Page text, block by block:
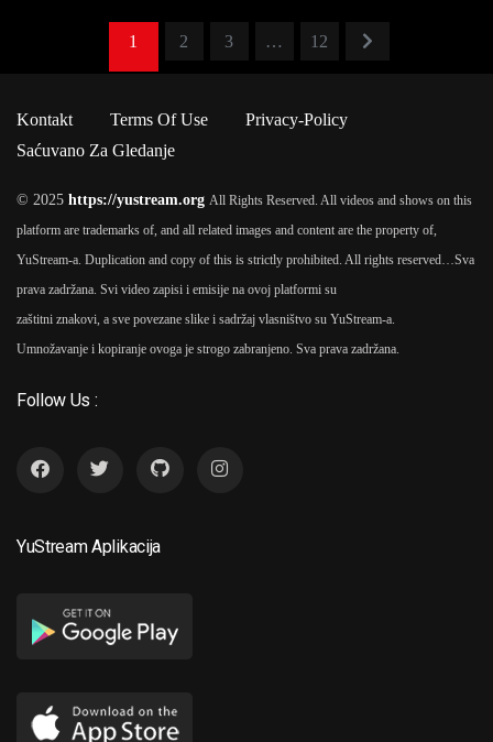
1 2 3 … 12
Kontakt Terms Of Use
Privacy-Policy
Saćuvano Za Gledanje
© 2025 https://yustream.org All Rights Reserved. All videos and shows on this
platform are trademarks of, and all related images and content are the property of,
YuStream-a. Duplication and copy of this is strictly prohibited. All rights reserved… Sva
prava zadržana. Svi video zapisi i emisije na ovoj platformi su
zaštitni znakovi, a sve povezane slike i sadržaj vlasništvo su YuStream-a.
Umnožavanje i kopiranje ovoga je strogo zabranjeno. Sva prava zadržana.
Follow Us :
YuStream Aplikacija